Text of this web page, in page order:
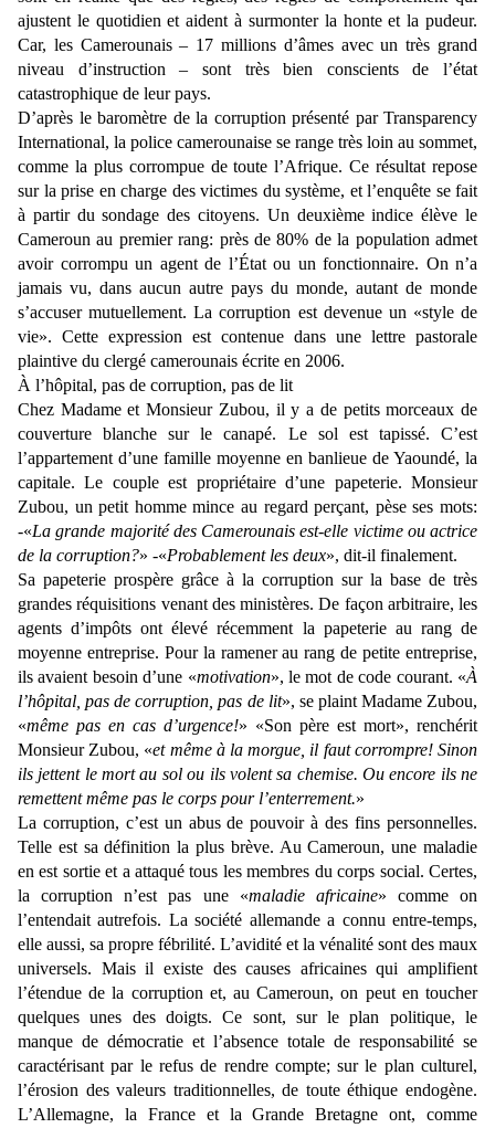
ajustent le quotidien et aident à surmonter la honte et la pudeur.
Car, les Camerounais – 17 millions d’âmes avec un très grand
niveau d’instruction – sont très bien conscients de l’état
catastrophique de leur pays.
D’après le baromètre de la corruption présenté par Transparency
International, la police camerounaise se range très loin au sommet,
comme la plus corrompue de toute l’Afrique. Ce résultat repose
sur la prise en charge des victimes du système, et l’enquête se fait
à partir du sondage des citoyens. Un deuxième indice élève le
Cameroun au premier rang: près de 80% de la population admet
avoir corrompu un agent de l’État ou un fonctionnaire. On n’a
jamais vu, dans aucun autre pays du monde, autant de monde
s’accuser mutuellement. La corruption est devenue un «style de
vie». Cette expression est contenue dans une lettre pastorale
plaintive du clergé camerounais écrite en 2006.
À l’hôpital, pas de corruption, pas de lit
Chez Madame et Monsieur Zubou, il y a de petits morceaux de
couverture blanche sur le canapé. Le sol est tapissé. C’est
l’appartement d’une famille moyenne en banlieue de Yaoundé, la
capitale. Le couple est propriétaire d’une papeterie. Monsieur
Zubou, un petit homme mince au regard perçant, pèse ses mots:
-«La grande majorité des Camerounais est-elle victime ou actrice
de la corruption?» -«Probablement les deux», dit-il finalement.
Sa papeterie prospère grâce à la corruption sur la base de très
grandes réquisitions venant des ministères. De façon arbitraire, les
agents d’impôts ont élevé récemment la papeterie au rang de
moyenne entreprise. Pour la ramener au rang de petite entreprise,
ils avaient besoin d’une «motivation», le mot de code courant. «À
l’hôpital, pas de corruption, pas de lit», se plaint Madame Zubou,
«même pas en cas d’urgence!» «Son père est mort», renchérit
Monsieur Zubou, «et même à la morgue, il faut corrompre! Sinon
ils jettent le mort au sol ou ils volent sa chemise. Ou encore ils ne
remettent même pas le corps pour l’enterrement.»
La corruption, c’est un abus de pouvoir à des fins personnelles.
Telle est sa définition la plus brève. Au Cameroun, une maladie
en est sortie et a attaqué tous les membres du corps social. Certes,
la corruption n’est pas une «maladie africaine» comme on
l’entendait autrefois. La société allemande a connu entre-temps,
elle aussi, sa propre fébrilité. L’avidité et la vénalité sont des maux
universels. Mais il existe des causes africaines qui amplifient
l’étendue de la corruption et, au Cameroun, on peut en toucher
quelques unes des doigts. Ce sont, sur le plan politique, le
manque de démocratie et l’absence totale de responsabilité se
caractérisant par le refus de rendre compte; sur le plan culturel,
l’érosion des valeurs traditionnelles, de toute éthique endogène.
L’Allemagne, la France et la Grande Bretagne ont, comme